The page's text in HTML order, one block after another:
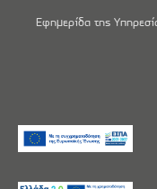
Εφημερίδα της